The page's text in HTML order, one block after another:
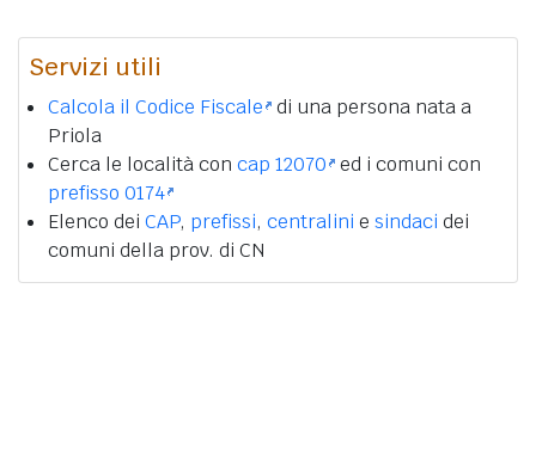
Servizi utili
Calcola il Codice Fiscale di una persona nata a
Priola
Cerca le località con cap 12070 ed i comuni con
prefisso 0174
Elenco dei CAP, prefissi, centralini e sindaci dei
comuni della prov. di CN